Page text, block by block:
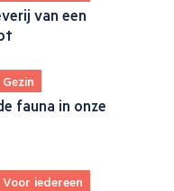
van een
Gezin
fauna in onze
Voor iedereen